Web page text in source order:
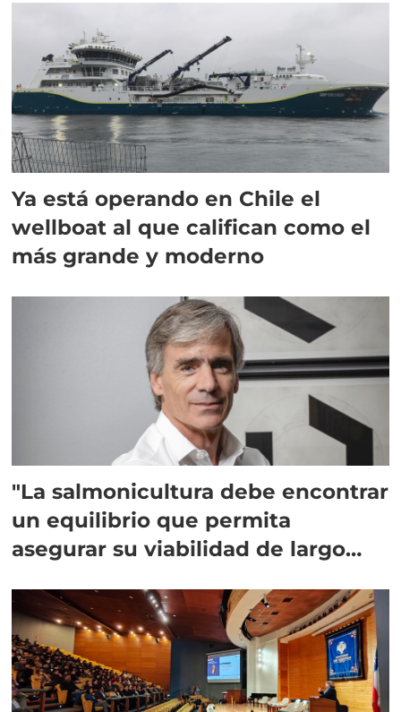
Ya está operando en Chile el
wellboat al que califican como el
más grande y moderno
"La salmonicultura debe encontrar
un equilibrio que permita
asegurar su viabilidad de largo